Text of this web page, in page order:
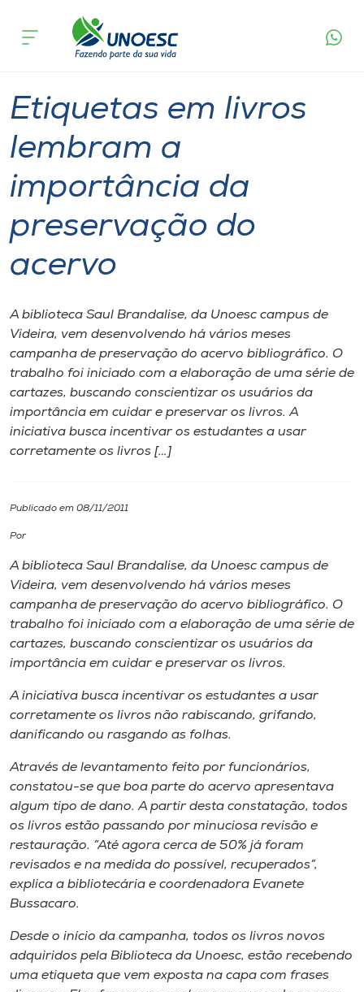
Cursos
Pesquisa
Atendimento ao Estudante
Portal de Ensino
Internacionalização
I.nova
Diplomados
Biblioteca
Editora
Rádio
Museu
Unoesc
Store
Selecione
o idioma
acontece
Etiquetas em livros
lembram a
importância da
preservação do
acervo
A biblioteca Saul Brandalise, da Unoesc campus de
Videira, vem desenvolvendo há vários meses
campanha de preservação do acervo bibliográfico. O
trabalho foi iniciado com a elaboração de uma série de
cartazes, buscando conscientizar os usuários da
importância em cuidar e preservar os livros. A
iniciativa busca incentivar os estudantes a usar
corretamente os livros […]
Publicado em 08/11/2011
Por
A biblioteca Saul Brandalise, da Unoesc campus de
Videira, vem desenvolvendo há vários meses
campanha de preservação do acervo bibliográfico. O
trabalho foi iniciado com a elaboração de uma série de
cartazes, buscando conscientizar os usuários da
importância em cuidar e preservar os livros.
A iniciativa busca incentivar os estudantes a usar
corretamente os livros não rabiscando, grifando,
danificando ou rasgando as folhas.
Através de levantamento feito por funcionários,
constatou-se que boa parte do acervo apresentava
algum tipo de dano. A partir desta constatação, todos
os livros estão passando por minuciosa revisão e
restauração. “Até agora cerca de 50% já foram
revisados e na medida do possível, recuperados”,
explica a bibliotecária e coordenadora Evanete
Bussacaro.
Desde o início da campanha, todos os livros novos
adquiridos pela Biblioteca da Unoesc, estão recebendo
uma etiqueta que vem exposta na capa com frases